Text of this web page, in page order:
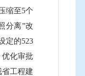
缩至5个
分离”改
定的523
化审批
工程建